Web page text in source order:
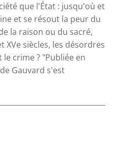
que l'État : jusqu'où et
et se résout la peur du
la raison ou du sacré,
XVe siècles, les désordres
crime ? "Publiée en
Gauvard s'est